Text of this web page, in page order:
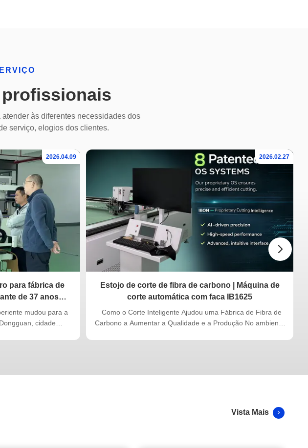
às diferentes necessidades dos
serviço, elogios dos clientes.
2026.04.09
para fábrica de
de 37 anos
mudou para a
2026.02.27
Estojo de corte de fibra de carbono | Máquina de
corte automática com faca IB1625
Carbono a Aumentar a Qualidade e a Produção No ambiente
cliente não é uma pequena oficina. Eles produzem uma
exportam extensivamente para o mercado europeu. Seus
produtos são amplamente utilizados em indústrias exigentes,
Vista Mais